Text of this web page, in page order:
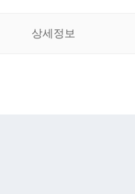
상세정보